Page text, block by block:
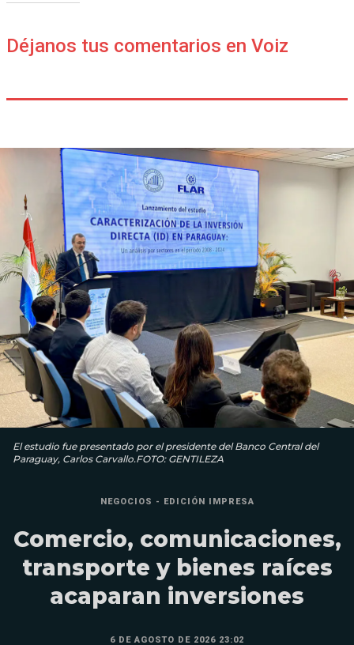
Déjanos tus comentarios en Voiz
El estudio fue presentado por el presidente del Banco Central del
Paraguay, Carlos Carvallo.FOTO: GENTILEZA
NEGOCIOS - EDICIÓN IMPRESA
Comercio, comunicaciones,
transporte y bienes raíces
acaparan inversiones
6 DE AGOSTO DE 2026 23:02